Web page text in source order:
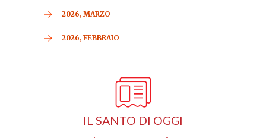
2026, MARZO
2026, FEBBRAIO
IL SANTO DI OGGI